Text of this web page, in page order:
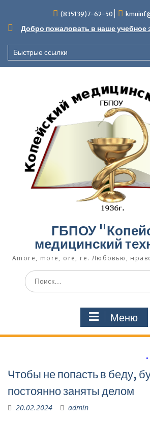
содержимому
(835139)7-62-50
Добро пожаловать в наше учебное
Быстрые ссылки
ГБПОУ
медицинский
Amore, more, ore, re. Любовью,
Поиск
по:
Меню
Чтобы не попасть в беду,
постоянно заняты делом
20.02.2024 admin